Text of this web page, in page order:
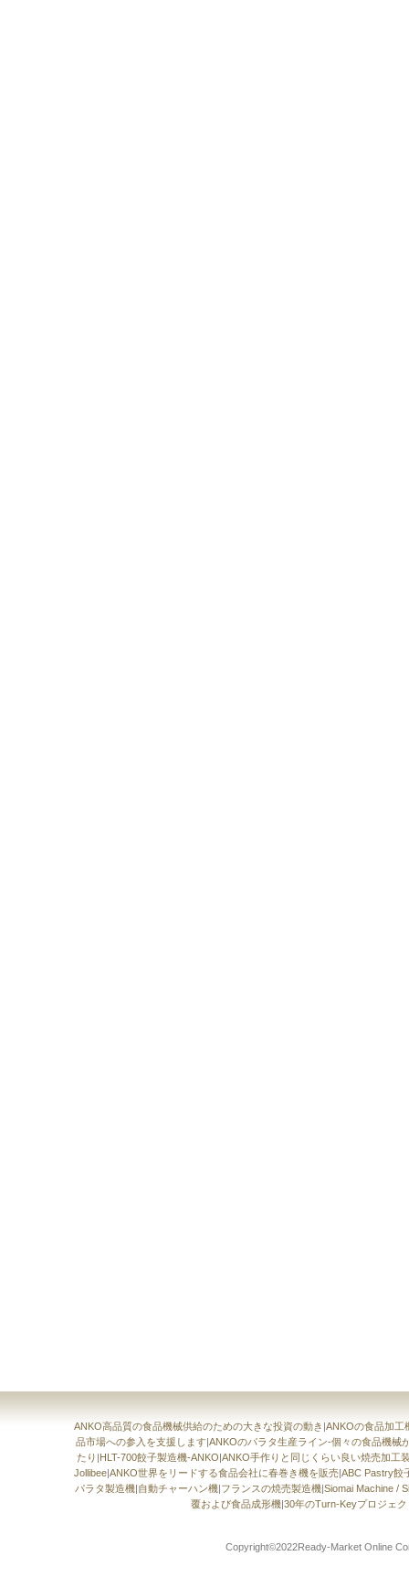
ANKO高品質の食品機械供給のための大きな投資の動き |ANKOの食品加工
品市場への参入を支援します|ANKOのパラタ生産ライン-個々の食品機械
たり |HLT-700餃子製造機-ANKO|ANKO手作りと同じくらい良い焼売加工
Jollibee|ANKO世界をリードする食品会社に春巻き機を販売|ABC Pastry餃
パラタ製造機|自動チャーハン機|フランスの焼売製造機|Siomai Machine /
覆および食品成形機|30年のTurn-Keyプロジェ
Copyright©2022Ready-Market Online